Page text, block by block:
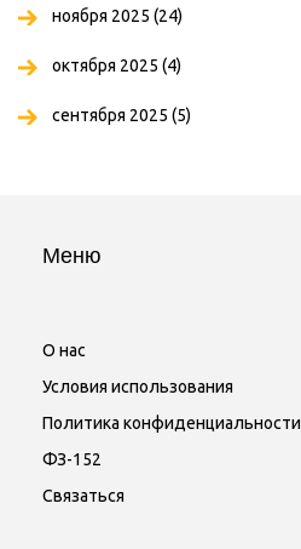
ноября 2025 (24)
октября 2025 (4)
сентября 2025 (5)
Меню
О нас
Условия использования
Политика конфиденциальности
ФЗ-152
Связаться